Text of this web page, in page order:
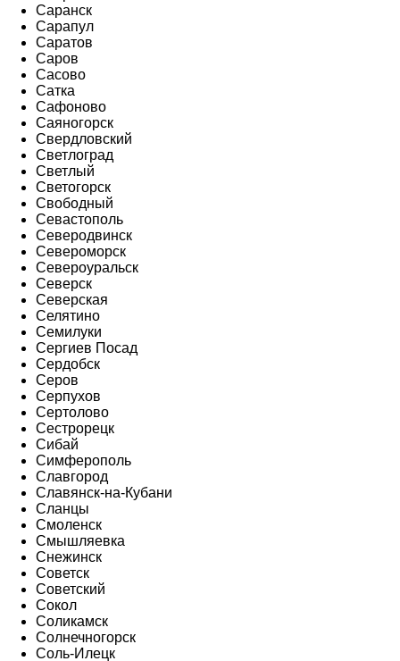
Саранск
Сарапул
Саратов
Саров
Сасово
Сатка
Сафоново
Саяногорск
Свердловский
Светлоград
Светлый
Светогорск
Свободный
Севастополь
Северодвинск
Североморск
Североуральск
Северск
Северская
Селятино
Семилуки
Сергиев Посад
Сердобск
Серов
Серпухов
Сертолово
Сестрорецк
Сибай
Симферополь
Славгород
Славянск-на-Кубани
Сланцы
Смоленск
Смышляевка
Снежинск
Советск
Советский
Сокол
Соликамск
Солнечногорск
Соль-Илецк